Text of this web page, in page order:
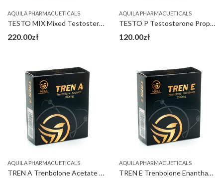
AQUILA PHARMACUETICALS
TESTO MIX Mixed Testosterone Esters 300 mg
220.00zł
AQUILA PHARMACUETICALS
TESTO P Testosterone Propionate 150 mg
120.00zł
AQUILA PHARMACUETICALS
TREN A Trenbolone Acetate 100 mg
AQUILA PHARMACUETICALS
TREN E Trenbolone Enanthate 200 mg